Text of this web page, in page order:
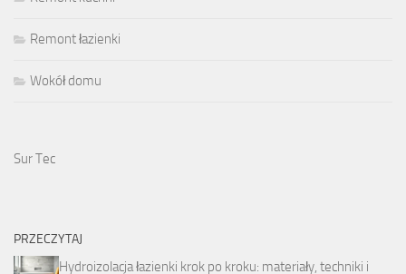
Remont łazienki
Wokół domu
Sur Tec
PRZECZYTAJ
Hydroizolacja łazienki krok po kroku: materiały, techniki i